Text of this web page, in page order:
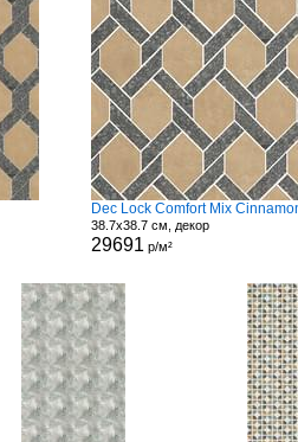
38.7x38.7 см, декор
29691 р/м²